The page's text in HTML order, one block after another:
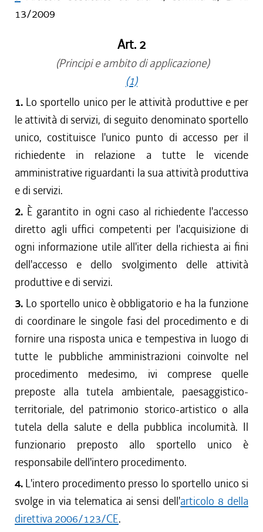
13/2009
Art. 2
(Principi e ambito di applicazione)
(1)
1. Lo sportello unico per le attività produttive e per
le attività di servizi, di seguito denominato sportello
unico, costituisce l'unico punto di accesso per il
richiedente in relazione a tutte le vicende
amministrative riguardanti la sua attività produttiva
e di servizi.
2. È garantito in ogni caso al richiedente l'accesso
diretto agli uffici competenti per l'acquisizione di
ogni informazione utile all'iter della richiesta ai fini
dell'accesso e dello svolgimento delle attività
produttive e di servizi.
3. Lo sportello unico è obbligatorio e ha la funzione
di coordinare le singole fasi del procedimento e di
fornire una risposta unica e tempestiva in luogo di
tutte le pubbliche amministrazioni coinvolte nel
procedimento medesimo, ivi comprese quelle
preposte alla tutela ambientale, paesaggistico-
territoriale, del patrimonio storico-artistico o alla
tutela della salute e della pubblica incolumità. Il
funzionario preposto allo sportello unico è
responsabile dell'intero procedimento.
4. L'intero procedimento presso lo sportello unico si
svolge in via telematica ai sensi dell'articolo 8 della
direttiva 2006/123/CE.